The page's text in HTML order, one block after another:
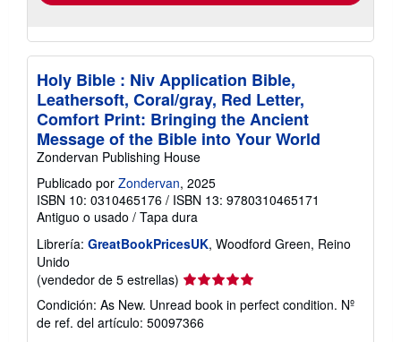
Holy Bible : Niv Application Bible,
Leathersoft, Coral/gray, Red Letter,
Comfort Print: Bringing the Ancient
Message of the Bible into Your World
Zondervan Publishing House
Publicado por Zondervan, 2025
ISBN 10: 0310465176 / ISBN 13: 9780310465171
Antiguo o usado / Tapa dura
Librería: GreatBookPricesUK, Woodford Green, Reino
Unido
(vendedor de 5 estrellas) Calificación
del
vendedor:
5
Condición: As New. Unread book in perfect condition. Nº
de ref. del artículo: 50097366